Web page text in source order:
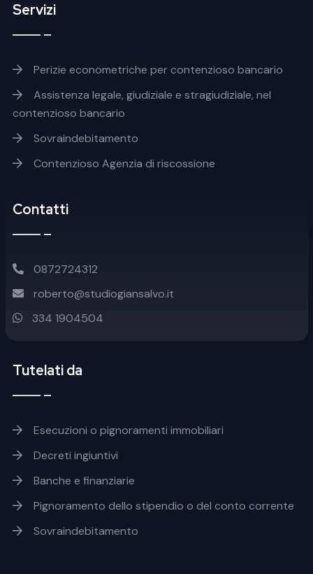
Servizi
Footer servizi
Perizie econometriche per contenzioso bancario
Assistenza legale, giudiziale e stragiudiziale, nel
contenzioso bancario
Sovraindebitamento
Contenzioso Agenzia di riscossione
Contatti
0872724312
roberto@studiogiansalvo.it
334 1904504
Tutelati da
Footer soluzioni
Esecuzioni o pignoramenti immobiliari
Decreti ingiuntivi
Banche e finanziarie
Pignoramento dello stipendio o del conto corrente
Sovraindebitamento